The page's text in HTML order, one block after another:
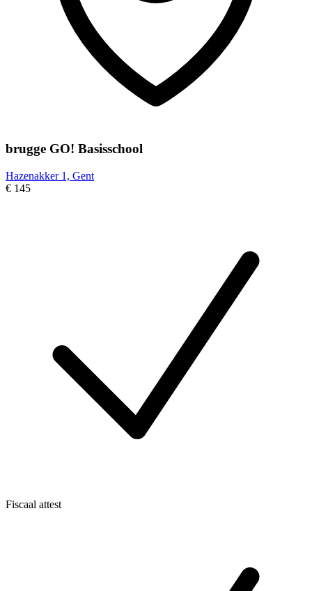
brugge GO! Basisschool
Hazenakker 1, Gent
€ 145
Fiscaal attest